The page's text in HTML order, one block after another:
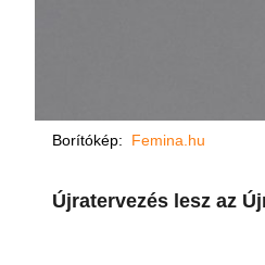
Borítókép: Femina.hu
Újratervezés lesz az